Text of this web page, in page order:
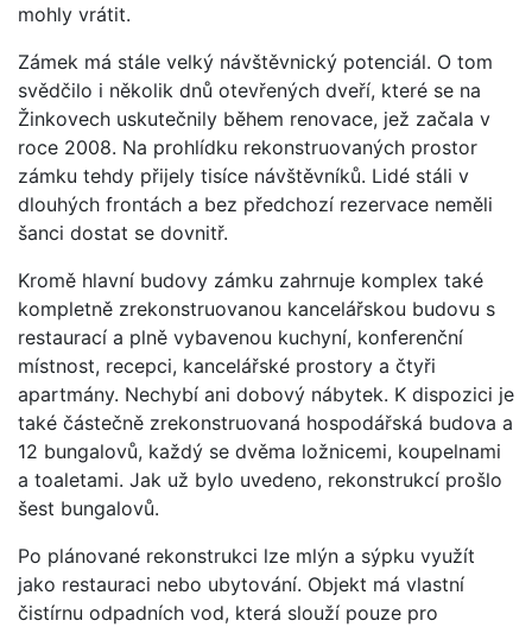
mohly vrátit.
Zámek má stále velký návštěvnický potenciál. O tom
svědčilo i několik dnů otevřených dveří, které se na
Žinkovech uskutečnily během renovace, jež začala v
roce 2008. Na prohlídku rekonstruovaných prostor
zámku tehdy přijely tisíce návštěvníků. Lidé stáli v
dlouhých frontách a bez předchozí rezervace neměli
šanci dostat se dovnitř.
Kromě hlavní budovy zámku zahrnuje komplex také
kompletně zrekonstruovanou kancelářskou budovu s
restaurací a plně vybavenou kuchyní, konferenční
místnost, recepci, kancelářské prostory a čtyři
apartmány. Nechybí ani dobový nábytek. K dispozici je
také částečně zrekonstruovaná hospodářská budova a
12 bungalovů, každý se dvěma ložnicemi, koupelnami
a toaletami. Jak už bylo uvedeno, rekonstrukcí prošlo
šest bungalovů.
Po plánované rekonstrukci lze mlýn a sýpku využít
jako restauraci nebo ubytování. Objekt má vlastní
čistírnu odpadních vod, která slouží pouze pro